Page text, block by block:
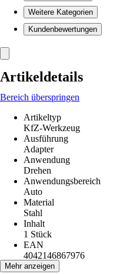
Weitere Kategorien
Kundenbewertungen
Artikeldetails
Bereich überspringen
Artikeltyp
KfZ-Werkzeug
Ausführung
Adapter
Anwendung
Drehen
Anwendungsbereich
Auto
Material
Stahl
Inhalt
1 Stück
EAN
4042146867976
Mehr anzeigen